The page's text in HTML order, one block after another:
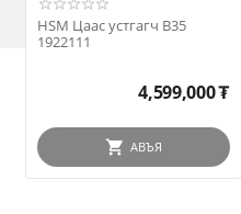
HSM Цаас устгагч B35
1922111
4,599,000₮
АВЪЯ